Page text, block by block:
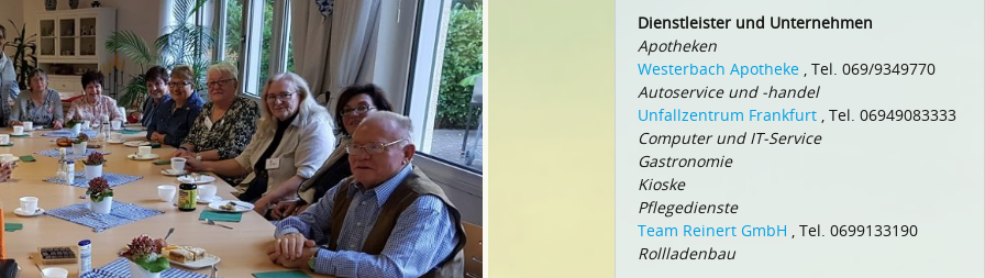
Dienstleister und Unternehmen
Apotheken
Westerbach Apotheke , Tel. 069/9349770
Autoservice und -handel
Unfallzentrum Frankfurt , Tel. 06949083333
Computer und IT-Service
Gastronomie
Kioske
Pflegedienste
Team Reinert GmbH , Tel. 0699133190
Rollladenbau